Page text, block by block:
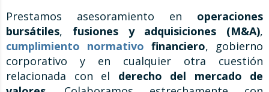
Prestamos asesoramiento en operaciones
bursátiles, fusiones y adquisiciones (M&A),
cumplimiento normativo financiero, gobierno
corporativo y en cualquier otra cuestión
relacionada con el derecho del mercado de